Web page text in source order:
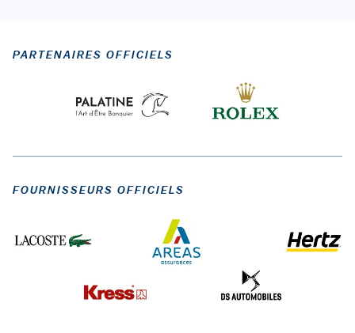
PARTENAIRES OFFICIELS
FOURNISSEURS OFFICIELS